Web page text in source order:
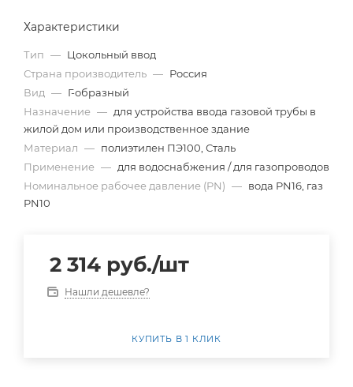
Характеристики
Тип — Цокольный ввод
Страна производитель — Россия
Вид — Г-образный
Назначение — для устройства ввода газовой трубы в
жилой дом или производственное здание
Материал — полиэтилен ПЭ100, Сталь
Применение — для водоснабжения / для газопроводов
Номинальное рабочее давление (PN) — вода PN16, газ
PN10
2 314 руб./шт
Нашли дешевле?
КУПИТЬ В 1 КЛИК